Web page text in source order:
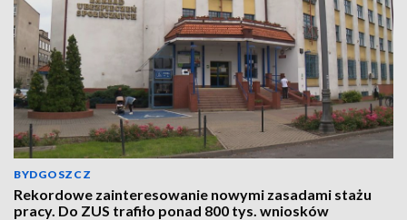
BYDGOSZCZ
Rekordowe zainteresowanie nowymi zasadami stażu
pracy. Do ZUS trafiło ponad 800 tys. wniosków